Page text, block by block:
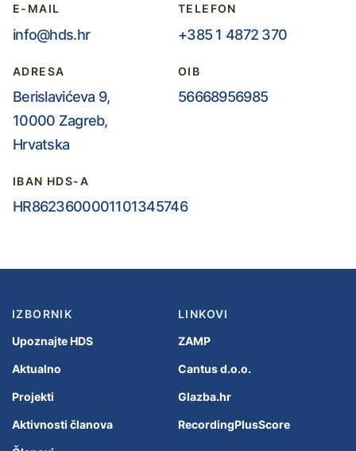
E-MAIL
info@hds.hr
TELEFON
+385 1 4872 370
ADRESA
Berislavićeva 9,
10000 Zagreb,
Hrvatska
OIB
56668956985
IBAN HDS-A
HR8623600001101345746
IZBORNIK
Upoznajte HDS
Aktualno
Projekti
Aktivnosti članova
LINKOVI
ZAMP
Cantus d.o.o.
Glazba.hr
RecordingPlusScore